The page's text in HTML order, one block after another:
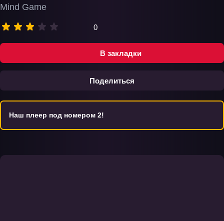
В закладки
Поделиться
Mind Game
0
Наш плеер под номером 2!